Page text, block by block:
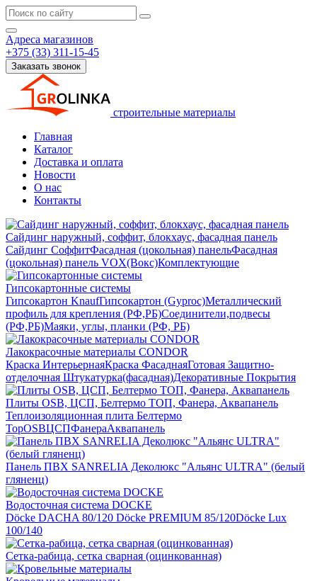
Адреса магазинов
+375 (33) 311-15-45
Заказать звонок
строительные материалы
Главная
Каталог
Доставка и оплата
Новости
О нас
Контакты
Сайдинг наружный, соффит, блокхаус, фасадная панель
Сайдинг СоффитФасадная (цокольная) панельФасадная
(цокольная) панель VOX(Вокс)Комплектующие
Гипсокартонные системы
Гипсокартон KnaufГипсокартон (Gyproc)Металлический
профиль для крепления (РФ,РБ)Соединители,подвесы
(РФ,РБ)Маяки, углы, планки (РФ, РБ)
Лакокрасочные материалы CONDOR
Краска ИнтерьернаяКраска ФасаднаяГотовая Защитно-
отделочная Штукатурка(фасадная)Декоративные Покрытия
Плиты OSB, ЦСП, Белтермо ТОП, Фанера, Аквапанель
Теплоизоляционная плита Белтермо
TopOSBЦСПФанераАквапанель
Панель ПВХ SANRELIA Деколюкс "Альянс ULTRA" (белый
гляненц)
Водосточная система DOCKE
Döсkе DACHA 80/120 Döcke PREMIUM 85/120Döсkе Luх
100/140
Сетка-рабица, сетка сварная (оцинкованная)